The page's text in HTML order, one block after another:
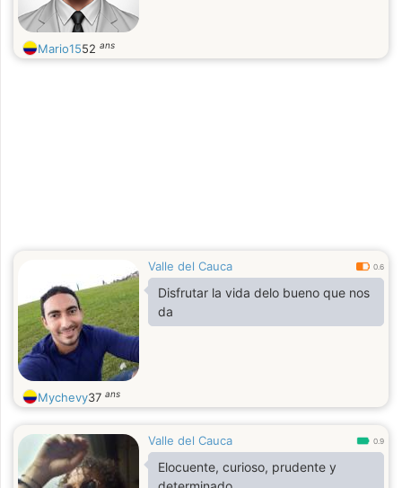
Mario1552 ans
Valle del Cauca 0.6
Disfrutar la vida delo bueno que nos
da
Mychevy37 ans
Valle del Cauca 0.9
Elocuente, curioso, prudente y